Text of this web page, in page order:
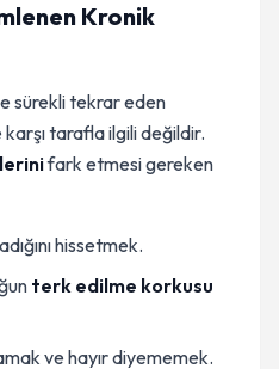
Kronik
sürekli tekrar eden
tarafla ilgili değildir.
fark etmesi gereken
hissetmek.
terk edilme korkusu
ve hayır diyememek.